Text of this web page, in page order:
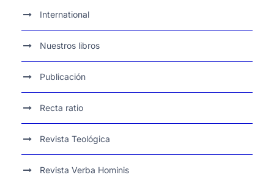
International
Nuestros libros
Publicación
Recta ratio
Revista Teológica
Revista Verba Hominis